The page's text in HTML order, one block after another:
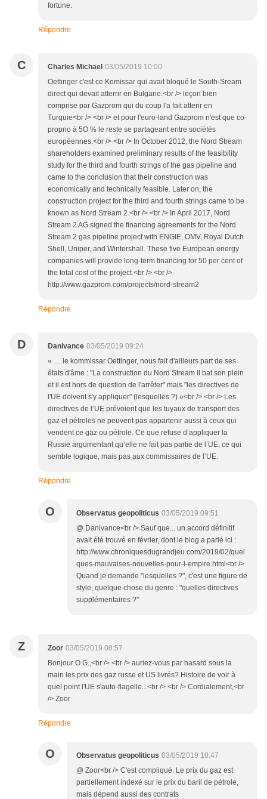
fortune.
Répondre
C Charles Michael 03/05/2019 10:00
Oettinger c'est ce Komissar qui avait bloqué le South-Sream
direct qui devait atterrir en Bulgarie.<br /> leçon bien
comprise par Gazprom qui du coup l'a fait atterir en
Turquie<br /> <br /> et pour l'euro-land Gazprom n'est que co-
proprio à 5O % le reste se partageant entre sociétés
européennes.<br /> <br /> In October 2012, the Nord Stream
shareholders examined preliminary results of the feasibility
study for the third and fourth strings of the gas pipeline and
came to the conclusion that their construction was
economically and technically feasible. Later on, the
construction project for the third and fourth strings came to be
known as Nord Stream 2.<br /> <br /> In April 2017, Nord
Stream 2 AG signed the financing agreements for the Nord
Stream 2 gas pipeline project with ENGIE, OMV, Royal Dutch
Shell, Uniper, and Wintershall. These five European energy
companies will provide long-term financing for 50 per cent of
the total cost of the project.<br /> <br />
http://www.gazprom.com/projects/nord-stream2
Répondre
D Danivance 03/05/2019 09:24
« … le kommissar Oettinger, nous fait d'ailleurs part de ses
états d'âme : "La construction du Nord Stream II bat son plein
et il est hors de question de l'arrêter" mais "les directives de
l'UE doivent s'y appliquer" (lesquelles ?) »<br /> <br /> Les
directives de l’UE prévoient que les tuyaux de transport des
gaz et pétroles ne peuvent pas appartenir aussi à ceux qui
vendent ce gaz ou pétrole. Ce que refuse d’appliquer la
Russie argumentant qu’elle ne fait pas partie de l’UE, ce qui
semble logique, mais pas aux commissaires de l’UE.
Répondre
O Observatus geopoliticus 03/05/2019 09:51
@ Danivance<br /> Sauf que... un accord définitif
avait été trouvé en février, dont le blog a parlé ici :
http://www.chroniquesdugrandjeu.com/2019/02/quel
ques-mauvaises-nouvelles-pour-l-empire.html<br />
Quand je demande "lesquelles ?", c'est une figure de
style, quelque chose du genre : "quelles directives
supplémentaires ?"
Z Zoor 03/05/2019 08:57
Bonjour O.G.,<br /> <br /> auriez-vous par hasard sous la
main les prix des gaz russe et US livrés? Histoire de voir à
quel point l'UE s'auto-flagelle...<br /> <br /> Cordialement,<br
/> Zoor
Répondre
O Observatus geopoliticus 03/05/2019 10:47
@ Zoor<br /> C'est compliqué. Le prix du gaz est
partiellement indexé sur le prix du baril de pétrole,
mais dépend aussi des contrats